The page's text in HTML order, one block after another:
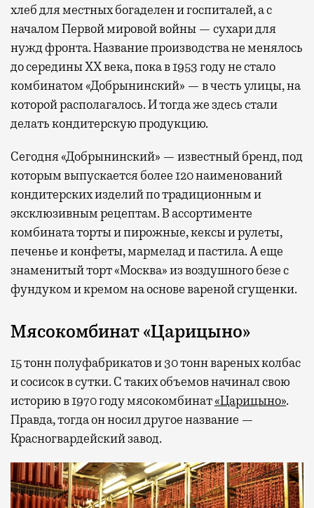
хлеб для местных богаделен и госпиталей, а с
началом Первой мировой войны — сухари для
нужд фронта. Название производства не менялось
до середины XX века, пока в 1953 году не стало
комбинатом «Добрынинский» — в честь улицы, на
которой располагалось. И тогда же здесь стали
делать кондитерскую продукцию.
Сегодня «Добрынинский» — известный бренд, под
которым выпускается более 120 наименований
кондитерских изделий по традиционным и
эксклюзивным рецептам. В ассортименте
комбината торты и пирожные, кексы и рулеты,
печенье и конфеты, мармелад и пастила. А еще
знаменитый торт «Москва» из воздушного безе с
фундуком и кремом на основе вареной сгущенки.
Мясокомбинат «Царицыно»
15 тонн полуфабрикатов и 30 тонн вареных колбас
и сосисок в сутки. С таких объемов начинал свою
историю в 1970 году мясокомбинат«Царицыно».
Правда, тогда он носил другое название —
Красногвардейский завод.